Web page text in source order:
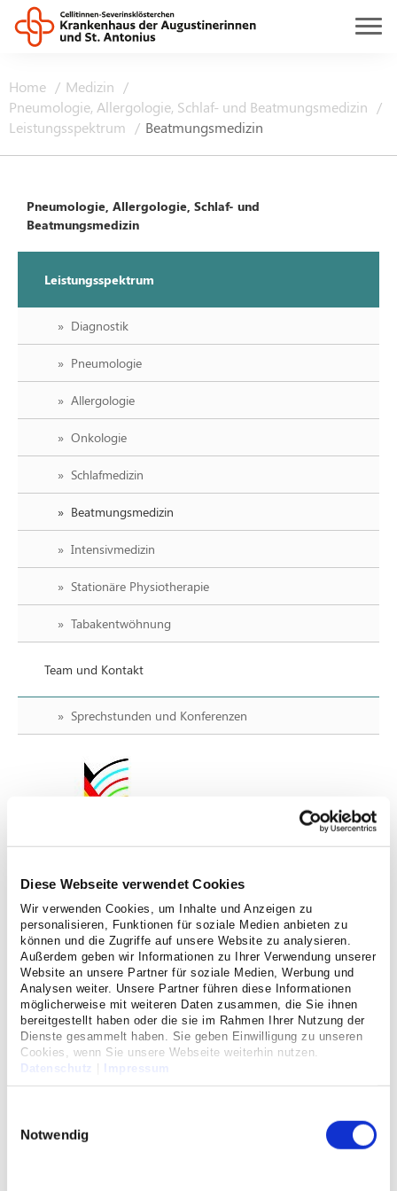
Diese Webseite verwendet Cookies
Wir verwenden Cookies, um Inhalte und Anzeigen zu
personalisieren, Funktionen für soziale Medien anbieten zu
können und die Zugriffe auf unsere Website zu analysieren.
Außerdem geben wir Informationen zu Ihrer Verwendung unserer
Website an unsere Partner für soziale Medien, Werbung und
Analysen weiter. Unsere Partner führen diese Informationen
möglicherweise mit weiteren Daten zusammen, die Sie ihnen
bereitgestellt haben oder die sie im Rahmen Ihrer Nutzung der
Dienste gesammelt haben. Sie geben Einwilligung zu unseren
Cookies, wenn Sie unsere Webseite weiterhin nutzen.
Datenschutz
Impressum
Notwendig
Home
Medizin
Pneumologie, Allergologie, Schlaf- und Beatmungsmedizin
Leistungsspektrum
Beatmungsmedizin
Pneumologie, Allergologie, Schlaf- und
Beatmungsmedizin
Leistungsspektrum
Diagnostik
Pneumologie
Allergologie
Onkologie
Schlafmedizin
Beatmungsmedizin
Intensivmedizin
Stationäre Physiotherapie
Tabakentwöhnung
Team und Kontakt
Sprechstunden und Konferenzen
Außerklinische Beatmung
Fortsetzung der Beatmung außerhalb
unseres Krankenhauses
In manchen Fällen gelingt eine Entwöhnung von der
Luftröhrenschnitt und einer Kanüle versorgt und müssen